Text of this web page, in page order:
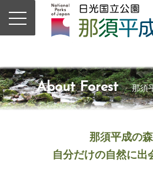
About Forest 那須
那須平成の森
自分だけの自然に出